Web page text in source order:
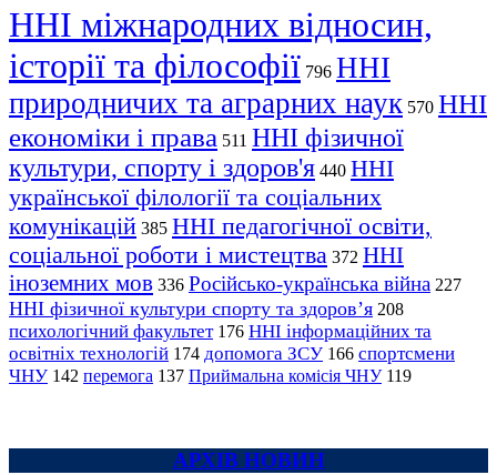
ННІ міжнародних відносин,
історії та філософії 796 ННІ
природничих та аграрних наук 570 ННІ
економіки і права 511 ННІ фізичної
культури, спорту і здоров'я 440 ННІ
української філології та соціальних
комунікацій 385 ННІ педагогічної освіти,
соціальної роботи і мистецтва 372 ННІ
іноземних мов 336 Російсько-українська війна 227
ННІ фізичної культури спорту та здоров’я 208
психологічний факультет 176 ННІ інформаційних та
освітніх технологій 174 допомога ЗСУ 166 спортсмени
ЧНУ 142 перемога 137 Приймальна комісія ЧНУ 119
АРХІВ НОВИН